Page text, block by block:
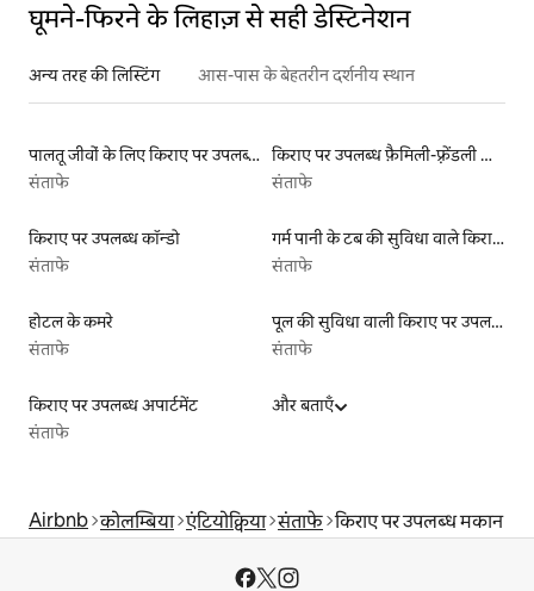
घूमने-फिरने के लिहाज़ से सही डेस्टिनेशन
अन्य तरह की लिस्टिंग आस-पास के बेहतरीन दर्शनीय स्थान
पालतू जीवों के लिए किराए पर उपलब्ध लिस्टिंग
संताफे
किराए पर उपलब्ध फ़ैमिली-फ़्रेंडली लिस्टिंग
संताफे
किराए पर उपलब्ध कॉन्डो
संताफे
गर्म पानी के टब की सुविधा वाले किराये पर उपलब्ध यर्ट टेंट
संताफे
होटल के कमरे
संताफे
पूल की सुविधा वाली किराए पर उपलब्ध लिस्टिंग
संताफे
किराए पर उपलब्ध अपार्टमेंट
संताफे
और बताएँ
Airbnb कोलम्बिया एंटियोक्विया संताफे किराए पर उपलब्ध मकान